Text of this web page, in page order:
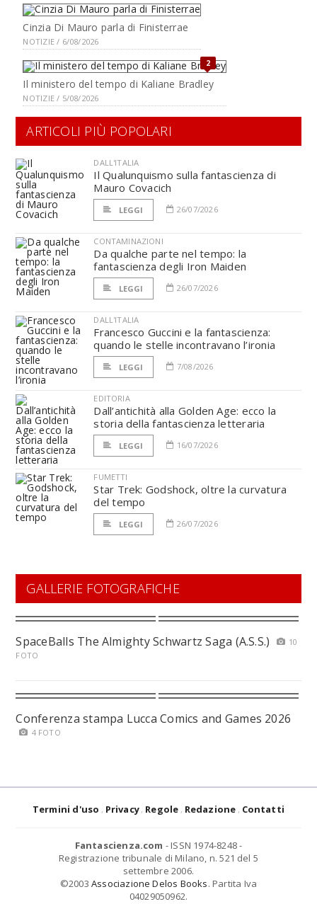
Cinzia Di Mauro parla di Finisterrae
NOTIZIE / 6/08/2026
2
Il ministero del tempo di Kaliane Bradley
NOTIZIE / 5/08/2026
ARTICOLI PIÙ POPOLARI
DALL'ITALIA
Il Qualunquismo sulla fantascienza di
Mauro Covacich
LEGGI 26/07/2026
CONTAMINAZIONI
Da qualche parte nel tempo: la
fantascienza degli Iron Maiden
LEGGI 26/07/2026
DALL'ITALIA
Francesco Guccini e la fantascienza:
quando le stelle incontravano l’ironia
LEGGI 7/08/2026
EDITORIA
Dall’antichità alla Golden Age: ecco la
storia della fantascienza letteraria
LEGGI 16/07/2026
FUMETTI
Star Trek: Godshock, oltre la curvatura
del tempo
LEGGI 26/07/2026
GALLERIE FOTOGRAFICHE
SpaceBalls The Almighty Schwartz Saga (A.S.S.)
10
FOTO
Conferenza stampa Lucca Comics and Games 2026
4 FOTO
Termini d'uso Privacy Regole Redazione Contatti
Fantascienza.com - ISSN 1974-8248 -
Registrazione tribunale di Milano, n. 521 del 5
settembre 2006.
©2003 Associazione Delos Books. Partita Iva
04029050962.